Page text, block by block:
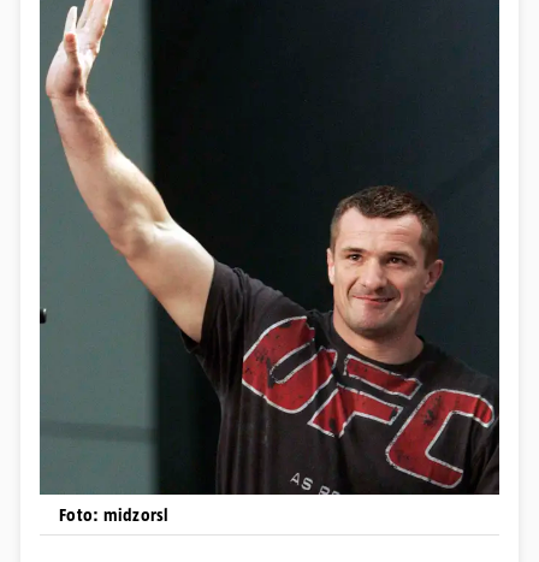
Foto: midzorsl